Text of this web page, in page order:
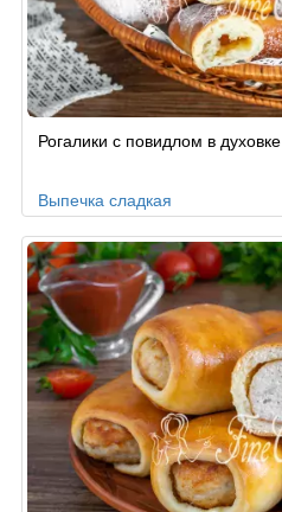
поРогалики с повидлом в духовке
Выпечка сладкая